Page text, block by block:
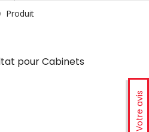
Votre avis
Produit
pourCabinets